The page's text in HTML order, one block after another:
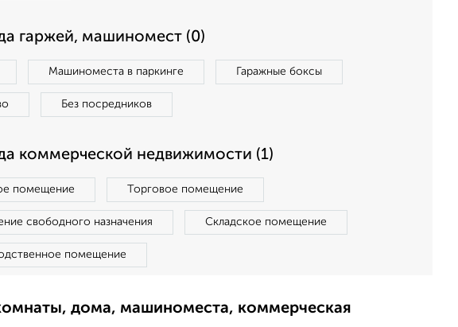
гаржей, машиномест (0)
Машиноместа в паркинге Гаражные боксы
Без посредников
коммерческой недвижимости (1)
помещение Торговое помещение
свободного назначения Складское помещение
помещение
дома, машиноместа, коммерческая